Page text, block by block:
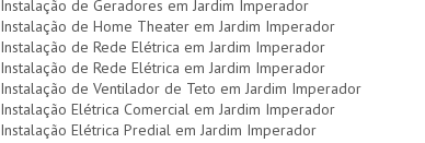
Instalação de Geradores em Jardim Imperador
Instalação de Home Theater em Jardim Imperador
Instalação de Rede Elétrica em Jardim Imperador
Instalação de Rede Elétrica em Jardim Imperador
Instalação de Ventilador de Teto em Jardim Imperador
Instalação Elétrica Comercial em Jardim Imperador
Instalação Elétrica Predial em Jardim Imperador